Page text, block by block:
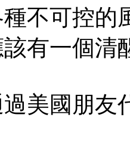
種不可控
有一個清
國朋友